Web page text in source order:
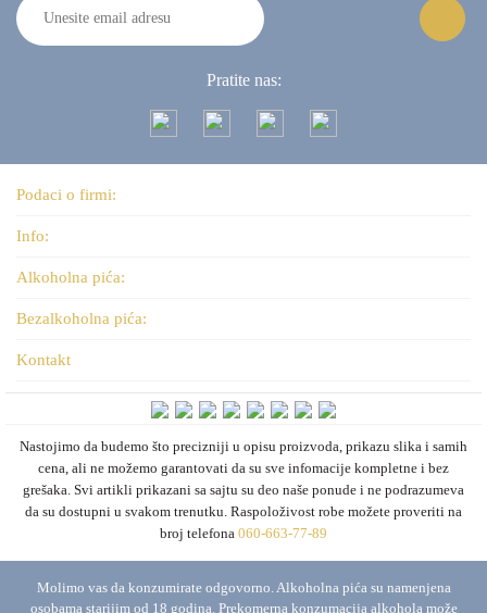
Pratite nas:
Podaci o firmi:
Info:
Alkoholna pića:
Bezalkoholna pića:
Kontakt
Nastojimo da budemo što precizniji u opisu proizvoda, prikazu slika i samih
cena, ali ne možemo garantovati da su sve infomacije kompletne i bez
grešaka. Svi artikli prikazani sa sajtu su deo naše ponude i ne podrazumeva
da su dostupni u svakom trenutku. Raspoloživost robe možete proveriti na
broj telefona 060-663-77-89
Molimo vas da konzumirate odgovorno. Alkoholna pića su namenjena
osobama starijim od 18 godina. Prekomerna konzumacija alkohola može